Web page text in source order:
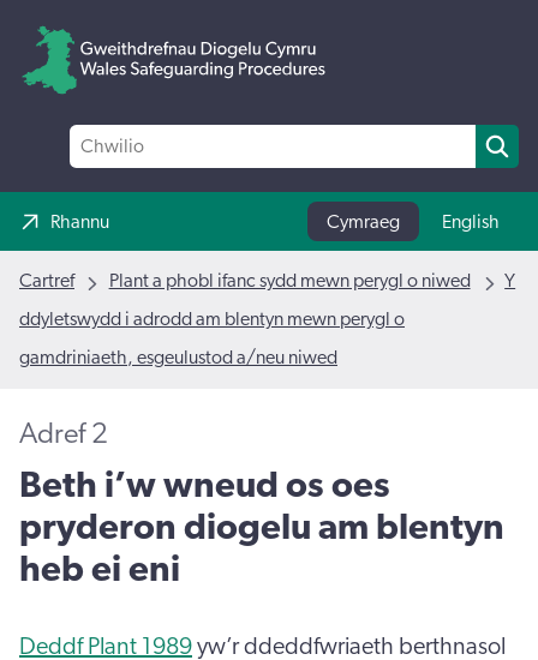
Rhannu Cymraeg English
Cartref Plant a phobl ifanc sydd mewn perygl o niwed
Y
ddyletswydd i adrodd am blentyn mewn perygl o
gamdriniaeth, esgeulustod a/neu niwed
Beth i’w wneud os oes
pryderon diogelu am blentyn
heb ei eni
Adref 2
Deddf Plant 1989 yw’r ddeddfwriaeth berthnasol